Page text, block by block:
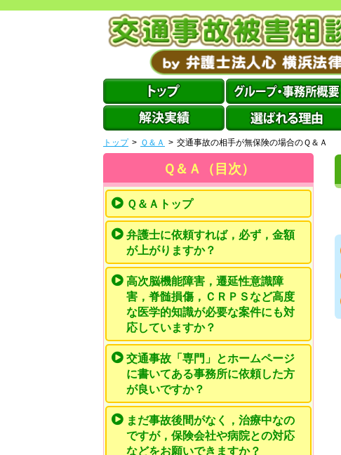
トップ > Ｑ＆Ａ > 交通事故の相手が無保険の場合のＱ＆Ａ
Ｑ＆Ａ（目次）
Ｑ＆Ａトップ
弁護士に依頼すれば，必ず，金額
が上がりますか？
高次脳機能障害，遷延性意識障
害，脊髄損傷，ＣＲＰＳなど高度
な医学的知識が必要な案件にも対
応していますか？
交通事故「専門」とホームページ
に書いてある事務所に依頼した方
が良いですか？
まだ事故後間がなく，治療中なの
ですが，保険会社や病院との対応
などをお願いできますか？